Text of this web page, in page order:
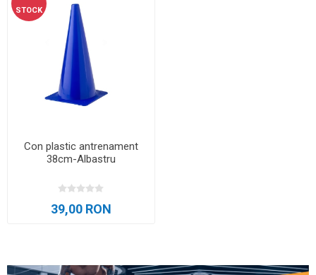
STOCK
Con plastic antrenament
38cm-Albastru
39,00 RON